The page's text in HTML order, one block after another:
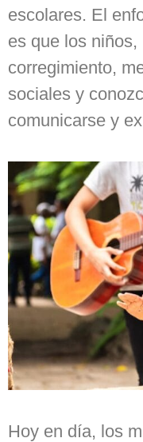
escolares. El
es que los
corregimiento,
sociales y
comunicarse y
Hoy en día, los